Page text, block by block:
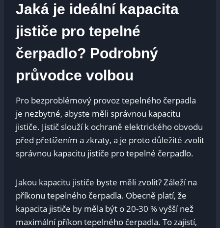
Jaká ⁤je ideální kapacita
jističe pro tepelné
⁤čerpadlo? Podrobný
průvodce⁤ volbou
Pro bezproblémový provoz tepelného⁢ čerpadla⁢
je nezbytné, abyste měli správnou kapacitu
jističe. Jistič ‍slouží k ochraně⁣ elektrického obvodu
před přetížením a zkraty, a ‍je proto důležité ‌zvolit‍
správnou kapacitu‍ jističe​ pro ⁤tepelné čerpadlo.
Jakou⁣ kapacitu jističe byste měli zvolit? ⁣Záleží‍ na
příkonu tepelného čerpadla. ⁢Obecně platí, že
kapacita jističe‍ by měla být o ⁣20-30⁣ % vyšší ⁤než
‍maximální příkon tepelného čerpadla. To ⁢zajistí,